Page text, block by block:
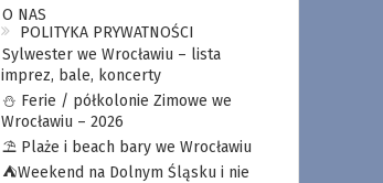
O NAS
POLITYKA PRYWATNOŚCI
Sylwester we Wrocławiu – lista
imprez, bale, koncerty
⛄️ Ferie / półkolonie Zimowe we
Wrocławiu – 2026
⛱️ Plaże i beach bary we Wrocławiu
⛺️Weekend na Dolnym Śląsku i nie